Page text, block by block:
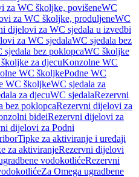
za WC školjke, povišeneWC
za WC školjke, produljeneWC
dijelovi za WC sjedala u izvedbi
za WC sjedalaWC sjedala bez
bez poklopcaWC školjke
za djecuKonzolne WC
WC školjkePodne WC
WC školjkeWC sjedala za
za djecuWC sjedalaRezervni
bez poklopcaRezervni dijelovi za
bideiRezervni dijelovi za
dijelovi za Podni
Tipke za aktiviranje i uređaji
za aktiviranjeRezervni dijelovi
vodokotlićeRezervni
Za Omega ugradbene